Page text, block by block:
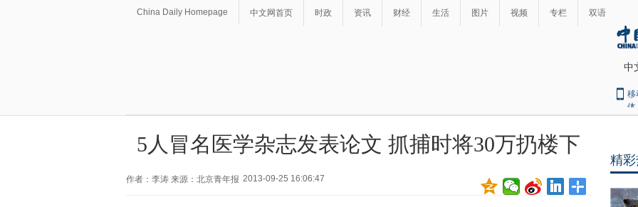
China Daily Homepage 中文网首页 时政 资讯 财经 生活 图片 视频 专栏 双语
中
移
体
5人冒名医学杂志发表论文 抓捕时将30万扔楼下
作者：李涛 来源：北京青年报 2013-09-25 16:06:47
精